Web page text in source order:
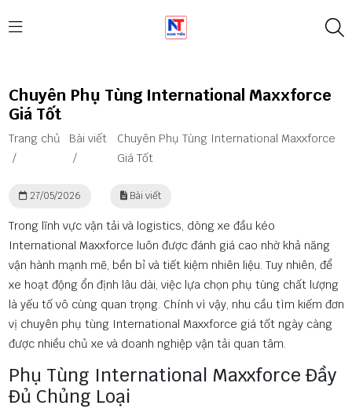
Chuyên Phụ Tùng International Maxxforce
Giá Tốt
Trang chủ
/
Bài viết
/
Chuyên Phụ Tùng International Maxxforce
Giá Tốt
27/05/2026 Bài viết
Trong lĩnh vực vận tải và logistics, dòng xe đầu kéo
International Maxxforce luôn được đánh giá cao nhờ khả năng
vận hành mạnh mẽ, bền bỉ và tiết kiệm nhiên liệu. Tuy nhiên, để
xe hoạt động ổn định lâu dài, việc lựa chọn phụ tùng chất lượng
là yếu tố vô cùng quan trọng. Chính vì vậy, nhu cầu tìm kiếm đơn
vị chuyên phụ tùng International Maxxforce giá tốt ngày càng
được nhiều chủ xe và doanh nghiệp vận tải quan tâm.
Phụ Tùng International Maxxforce Đầy
Đủ Chủng Loại